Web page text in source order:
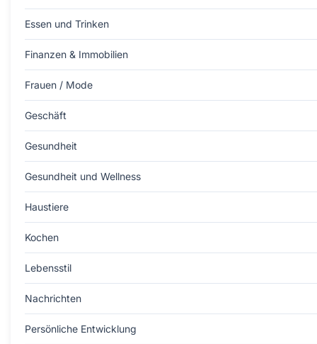
Essen und Trinken
Finanzen & Immobilien
Frauen / Mode
Geschäft
Gesundheit
Gesundheit und Wellness
Haustiere
Kochen
Lebensstil
Nachrichten
Persönliche Entwicklung